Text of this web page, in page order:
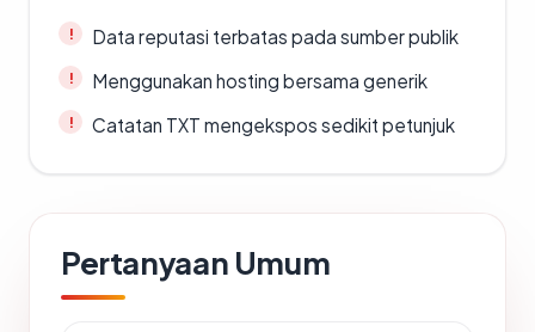
Data reputasi terbatas pada sumber publik
Menggunakan hosting bersama generik
Catatan TXT mengekspos sedikit petunjuk
Pertanyaan Umum